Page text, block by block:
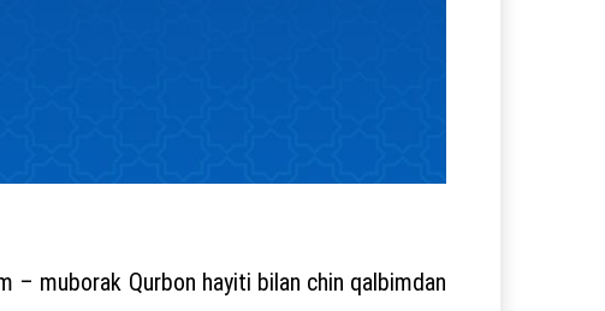
– muborak Qurbon hayiti bilan chin qalbimdan